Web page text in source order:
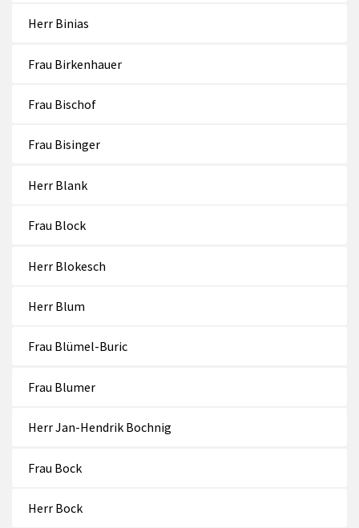
Herr Binias
Frau Birkenhauer
Frau Bischof
Frau Bisinger
Herr Blank
Frau Block
Herr Blokesch
Herr Blum
Frau Blümel-Buric
Frau Blumer
Herr Jan-Hendrik Bochnig
Frau Bock
Herr Bock